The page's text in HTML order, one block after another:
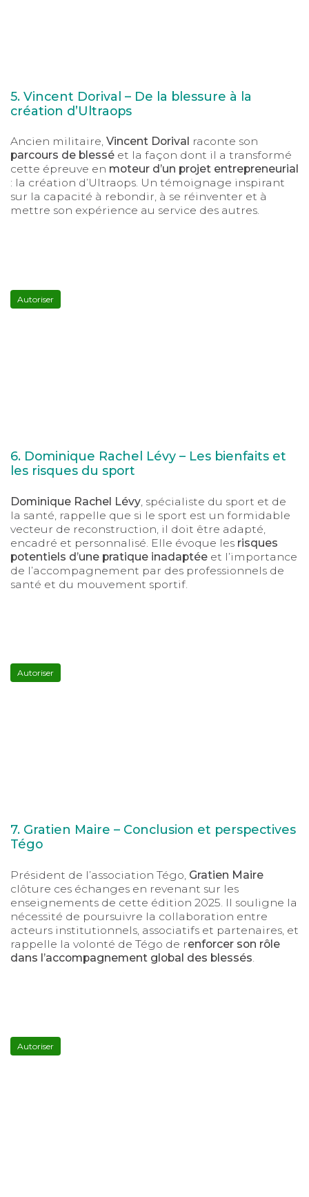
5. Vincent Dorival – De la blessure à la
création d’Ultraops
Ancien militaire, Vincent Dorival raconte son
parcours de blesséet la façon dont il a transformé
cette épreuve en moteur d’un projet entrepreneurial
: la création d’Ultraops. Un témoignage inspirant
sur la capacité à rebondir, à se réinventer et à
mettre son expérience au service des autres.
Autoriser
6. Dominique Rachel Lévy – Les bienfaits et
les risques du sport
Dominique Rachel Lévy, spécialiste du sport et de
la santé, rappelle que si le sport est un formidable
vecteur de reconstruction, il doit être adapté,
encadré et personnalisé. Elle évoque les risques
potentiels d’une pratique inadaptéeet l’importance
de l’accompagnement par des professionnels de
santé et du mouvement sportif.
Autoriser
7. Gratien Maire – Conclusion et perspectives
Tégo
Président de l’association Tégo, Gratien Maire
clôture ces échanges en revenant sur les
enseignements de cette édition 2025. Il souligne la
nécessité de poursuivre la collaboration entre
acteurs institutionnels, associatifs et partenaires, et
rappelle la volonté de Tégo de renforcer son rôle
dans l’accompagnement global des blessés.
Autoriser